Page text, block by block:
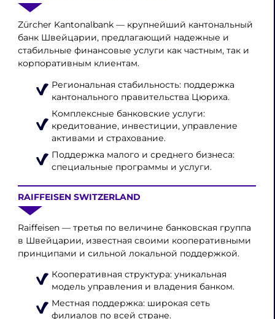
Zürcher Kantonalbank — крупнейший кантональный
банк Швейцарии, предлагающий надежные и
стабильные финансовые услуги как частным, так и
корпоративным клиентам.
Региональная стабильность: поддержка
кантонального правительства Цюриха.
Комплексные банковские услуги:
кредитование, инвестиции, управление
активами и страхование.
Поддержка малого и среднего бизнеса:
специальные программы и услуги.
RAIFFEISEN SWITZERLAND
Raiffeisen — третья по величине банковская группа
в Швейцарии, известная своими кооперативными
принципами и сильной локальной поддержкой.
Кооперативная структура: уникальная
модель управления и владения банком.
Местная поддержка: широкая сеть
филиалов по всей стране.